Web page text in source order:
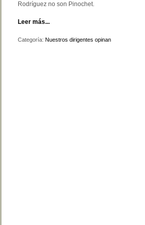
Rodríguez no son Pinochet.
Leer más...
Categoría: Nuestros dirigentes opinan